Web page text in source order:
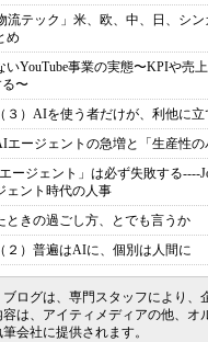
流テック」米、欧、中、日、シ
め
いYouTube事業の実態〜KPIや売
る〜
３）AIを使う者だけが、利他に立
エージェントの急増と「生産性
ージェント」は必ず失敗する----
ェント時代の人事
ときの過ごし方、とでも言うか
２）普遍はAIに、個別は人間に
ログは、専門スタッフにより、
は、アイティメディアの他、オ
会社に提供されます。